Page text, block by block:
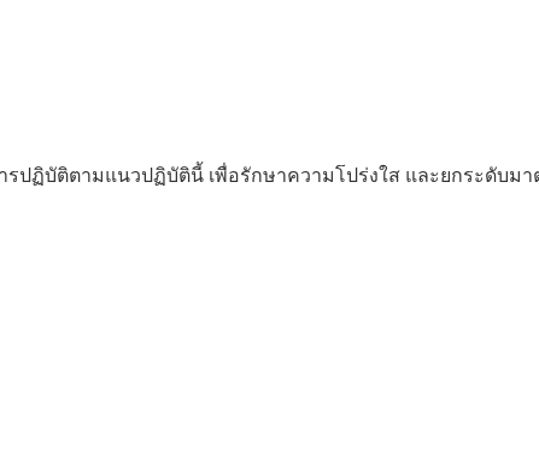
ฏิบัติตามแนวปฏิบัตินี้ เพื่อรักษาความโปร่งใส และยกระดับมา